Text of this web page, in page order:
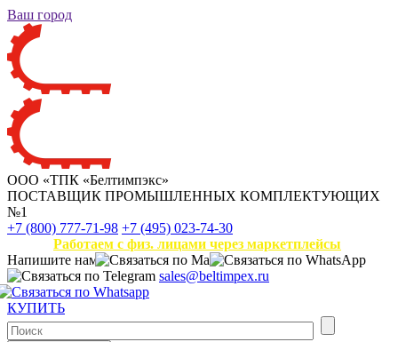
Ваш город
ООО «ТПК «Белтимпэкс»
ПОСТАВЩИК ПРОМЫШЛЕННЫХ КОМПЛЕКТУЮЩИХ
№1
+7 (800) 777-71-98 +7 (495) 023-74-30
Работаем с физ. лицами через маркетплейсы
Напишите нам
sales@beltimpex.ru
КУПИТЬ